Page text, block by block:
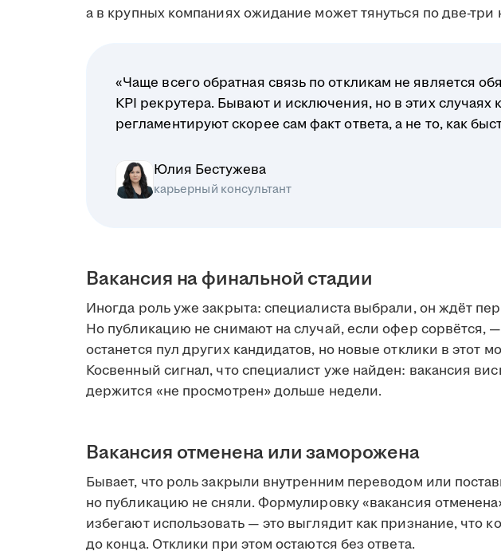
а в крупных компаниях ожидание может тянуться по две-три
«Чаще всего обратная связь по откликам не является
KPI рекрутера. Бывают и исключения, но в этих случаях
регламентируют скорее сам факт ответа, а не то, как
Юлия Бестужева
карьерный консультант
Вакансия на финальной стадии
Иногда роль уже закрыта: специалиста выбрали, он ждёт
Но публикацию не снимают на случай, если офер сорвётся,
останется пул других кандидатов, но новые отклики в этот
Косвенный сигнал, что специалист уже найден: вакансия
держится «не просмотрен» дольше недели.
Вакансия отменена или заморожена
Бывает, что роль закрыли внутренним переводом или
но публикацию не сняли. Формулировку «вакансия
избегают использовать — это выглядит как признание, что
до конца. Отклики при этом остаются без ответа.